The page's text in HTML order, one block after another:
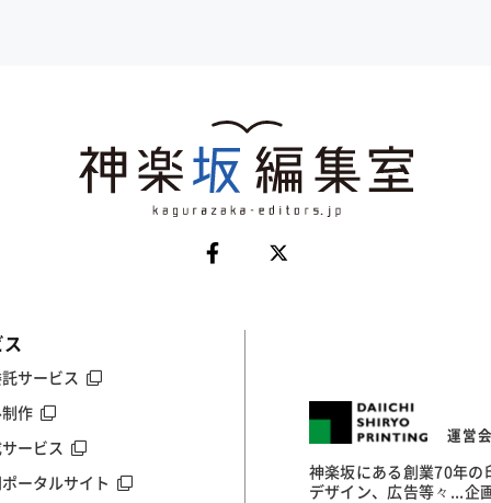
サービス
作
ービス
ータルサイト
運営
神楽坂にある創業70年
デザイン、広告等々...企